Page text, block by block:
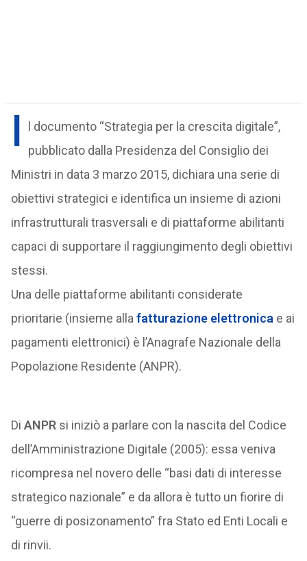
I
l documento “Strategia per la crescita digitale”,
pubblicato dalla Presidenza del Consiglio dei
Ministri in data 3 marzo 2015, dichiara una serie di
obiettivi strategici e identifica un insieme di azioni
infrastrutturali trasversali e di piattaforme abilitanti
capaci di supportare il raggiungimento degli obiettivi
stessi.
Una delle piattaforme abilitanti considerate
prioritarie (insieme alla fatturazione elettronica e ai
pagamenti elettronici) è l’Anagrafe Nazionale della
Popolazione Residente (ANPR).
Di ANPR si iniziò a parlare con la nascita del Codice
dell’Amministrazione Digitale (2005): essa veniva
ricompresa nel novero delle “basi dati di interesse
strategico nazionale” e da allora è tutto un fiorire di
“guerre di posizonamento” fra Stato ed Enti Locali e
di rinvii.